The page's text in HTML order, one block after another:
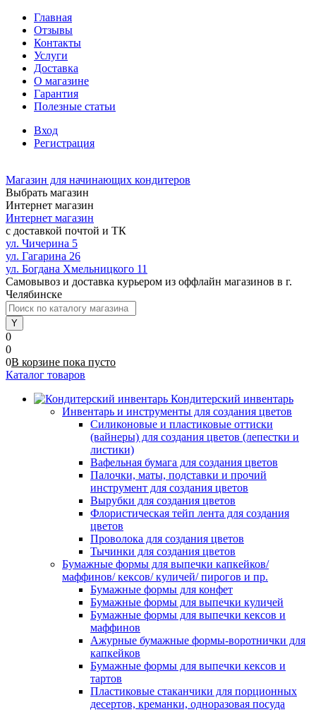
Главная
Отзывы
Контакты
Услуги
Доставка
О магазине
Гарантия
Полезные статьи
Вход
Регистрация
Магазин для начинающих кондитеров
Выбрать магазин
Интернет магазин
Интернет магазин
с доставкой почтой и ТК
ул. Чичерина 5
ул. Гагарина 26
ул. Богдана Хмельницкого 11
Самовывоз и доставка курьером из оффлайн магазинов в г.
Челябинске
0
0
0В корзине пока пусто
Каталог товаров
Кондитерский инвентарь
Инвентарь и инструменты для создания цветов
Силиконовые и пластиковые оттиски
(вайнеры) для создания цветов (лепестки и
листики)
Вафельная бумага для создания цветов
Палочки, маты, подставки и прочий
инструмент для создания цветов
Вырубки для создания цветов
Флористическая тейп лента для создания
цветов
Проволока для создания цветов
Тычинки для создания цветов
Бумажные формы для выпечки капкейков/
маффинов/ кексов/ куличей/ пирогов и пр.
Бумажные формы для конфет
Бумажные формы для выпечки куличей
Бумажные формы для выпечки кексов и
маффинов
Ажурные бумажные формы-воротнички для
капкейков
Бумажные формы для выпечки кексов и
тартов
Пластиковые стаканчики для порционных
десертов, креманки, одноразовая посуда